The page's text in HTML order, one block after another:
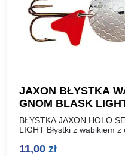
JAXON BŁYSTKA
GNOM BLASK
BŁYSTKA JAXON HOLO
LIGHT Błystki z wabikiem
11,00 zł